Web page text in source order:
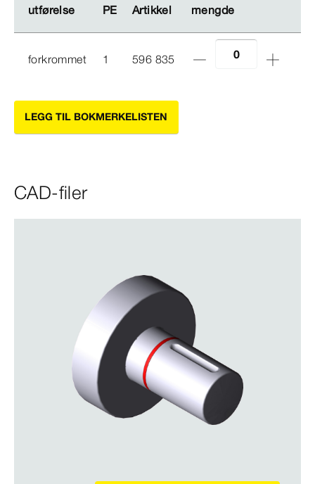
utførelse PE Artikkel mengde
utførelse PE Artikkel mengde
forkrommet 1 596 835
LEGG TIL BOKMERKELISTEN
CAD-filer